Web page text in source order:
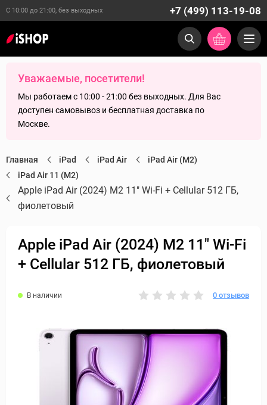
С 10:00 до 21:00, без выходных +7 (499) 113-19-08
Уважаемые, посетители!
Мы работаем с 10:00 - 21:00 без выходных. Для Вас
доступен самовывоз и бесплатная доставка по
Москве.
Главная iPad iPad Air
iPad Air (M2)
iPad Air 11 (M2)
Apple iPad Air (2024) M2 11" Wi-Fi + Cellular 512 ГБ,
фиолетовый
Apple iPad Air (2024) M2 11" Wi-Fi
+ Cellular 512 ГБ, фиолетовый
В наличии 0 отзывов